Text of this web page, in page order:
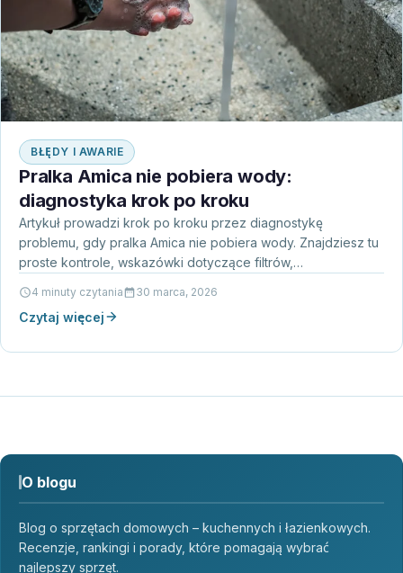
BŁĘDY I AWARIE
Pralka Amica nie pobiera wody:
diagnostyka krok po kroku
Artykuł prowadzi krok po kroku przez diagnostykę
problemu, gdy pralka Amica nie pobiera wody. Znajdziesz tu
proste kontrole, wskazówki dotyczące filtrów,
4 minuty czytania 30 marca, 2026
Czytaj więcej
O blogu
Blog o sprzętach domowych – kuchennych i łazienkowych.
Recenzje, rankingi i porady, które pomagają wybrać
najlepszy sprzęt.